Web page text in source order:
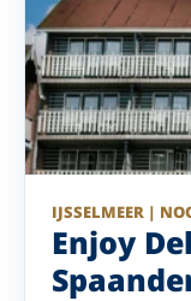
IJSSELMEER |
Enjoy